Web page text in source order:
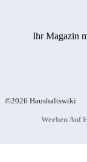
Ihr Magazin
©2026 Haushaltswiki
Werben Auf